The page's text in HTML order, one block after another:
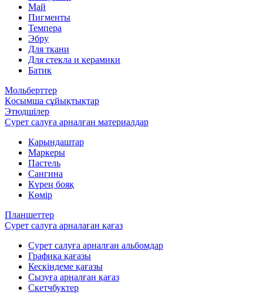
Май
Пигменты
Темпера
Эбру
Для ткани
Для стекла и керамики
Батик
Мольберттер
Қосымша сұйықтықтар
Этюдшілер
Сурет салуға арналған материалдар
Қарындаштар
Маркеры
Пастель
Сангина
Күрең бояқ
Көмір
Планшеттер
Сурет салуға арналаған қағаз
Сурет салуға арналған альбомдар
Графика қағазы
Кескіндеме қағазы
Сызуға арналған қағаз
Скетчбуктер